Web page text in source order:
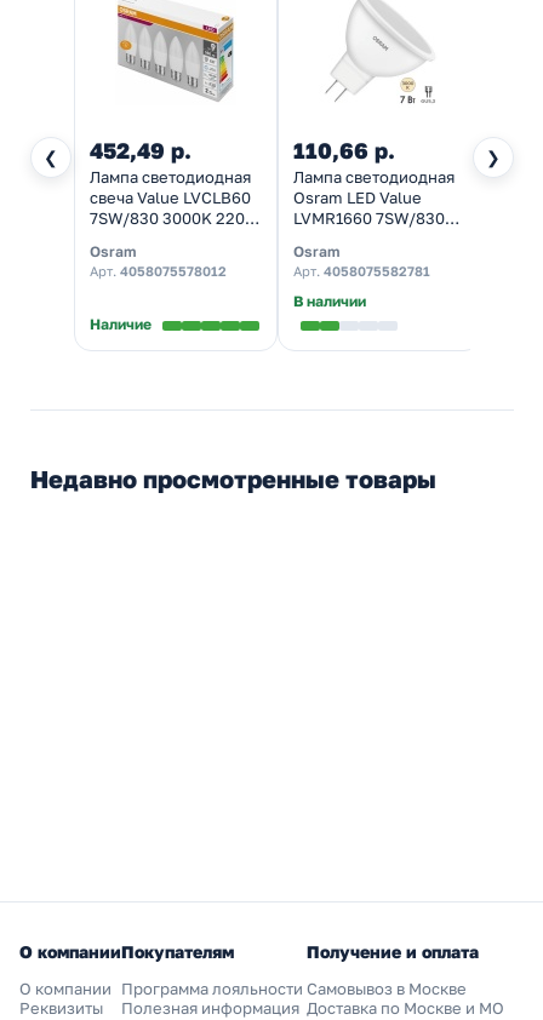
❮ ❯
452,49 р.
Лампа светодиодная
свеча Value LVCLB60
7SW/830 3000K 220V
упаковка 5шт.тепло-
белый свет
Osram
Арт. 4058075578012
Наличие
110,66 р.
Лампа светодиодная
Osram LED Value
LVMR1660 7SW/830
GU5.3 560Lm тепло-
белый свет
Osram
Арт. 4058075582781
В наличии
Недавно просмотренные товары
О компании
О компании
Реквизиты
Покупателям
Программа лояльности
Полезная информация
Получение и оплата
Самовывоз в Москве
Доставка по Москве и МО